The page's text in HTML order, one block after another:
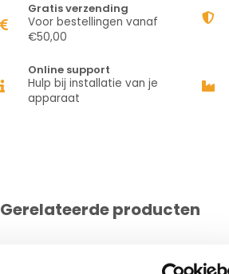
Gratis verzending
Voor bestellingen vanaf
€50,00
Online support
Hulp bij installatie van je
apparaat
Gerelateerde producten